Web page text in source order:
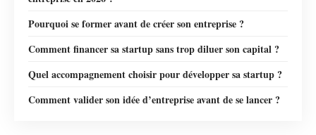
Pourquoi se former avant de créer son entreprise ?
Comment financer sa startup sans trop diluer son capital ?
Quel accompagnement choisir pour développer sa startup ?
Comment valider son idée d’entreprise avant de se lancer ?